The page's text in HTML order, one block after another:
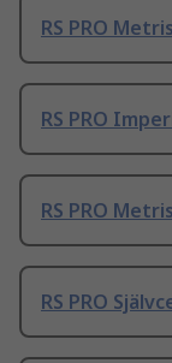
RS PRO
RS PRO
RS PRO
RS PRO